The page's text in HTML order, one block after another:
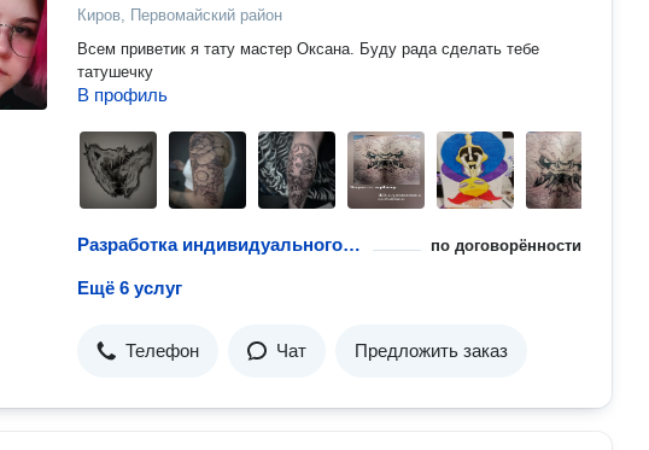
Киров, Первомайский район
Всем приветик я тату мастер Оксана. Буду рада сделать тебе
татушечку
В профиль
Разработка индивидуального эскиза татуировки по договорённости
Ещё 6 услуг
Телефон Чат Предложить заказ